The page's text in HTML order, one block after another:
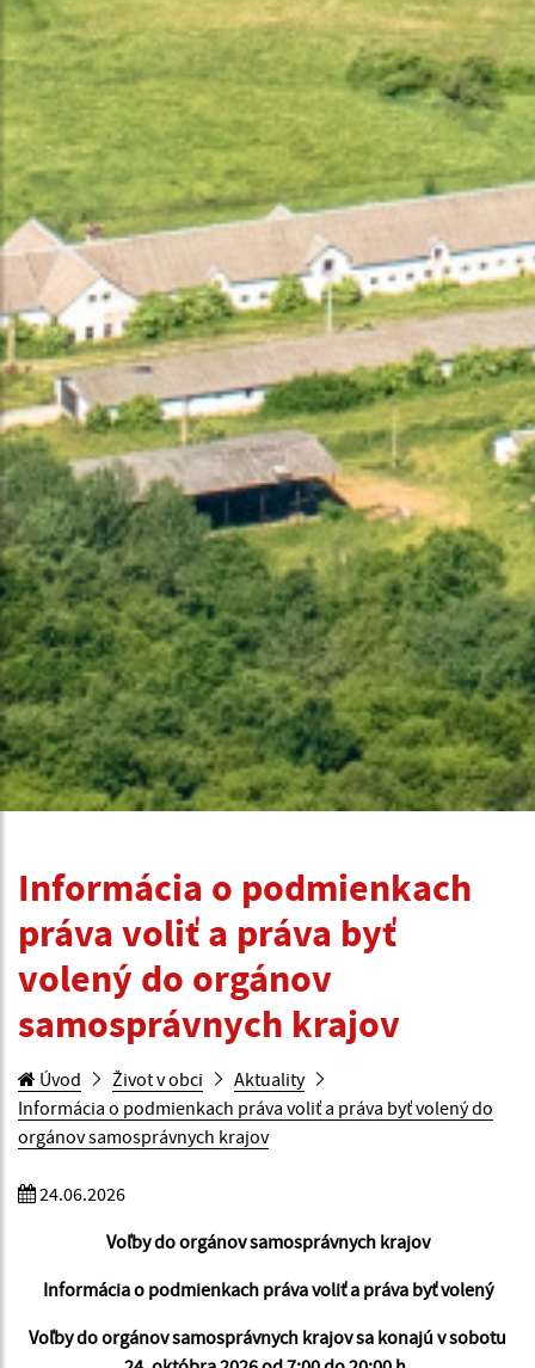
Informácia o podmienkach
práva voliť a práva byť
volený do orgánov
samosprávnych krajov
Úvod Život v obci
Aktuality
Informácia o podmienkach práva voliť a práva byť volený do
orgánov samosprávnych krajov
24.06.2026
Voľby do orgánov samosprávnych krajov
Informácia o podmienkach práva voliť a práva byť volený
Voľby do orgánov samosprávnych krajov sa konajú v sobotu